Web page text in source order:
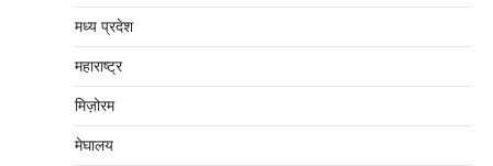
मध्‍य प्रदेश
महाराष्‍ट्र
मिज़ोरम
मेघालय